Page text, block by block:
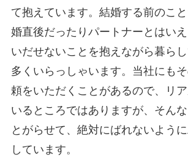
て抱えています。結婚する前のこ
婚直後だったりパートナーとはい
いだせないことを抱えながら暮ら
多くいらっしゃいます。当社にも
頼をいただくことがあるので、リ
いるところではありますが、そん
とがらせて、絶対にばれないよう
しています。